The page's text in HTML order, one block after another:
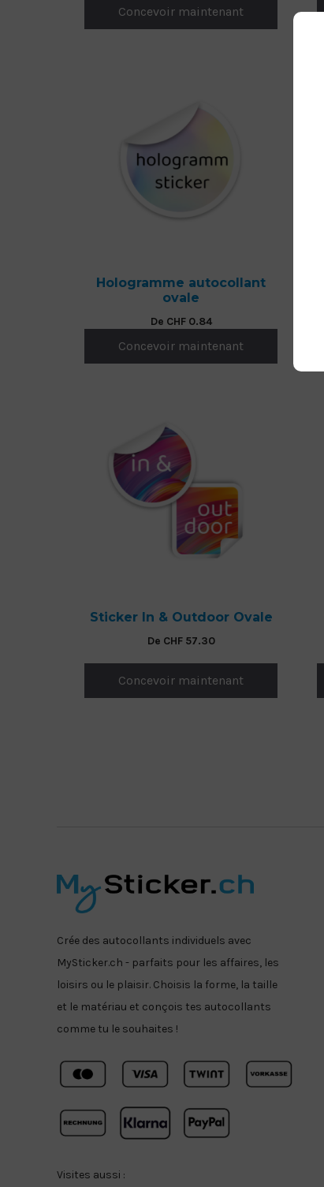
Concevoir maintenant
Hologramme autocollant
ovale
De CHF0.84
Concevoir maintenant
Sticker In & Outdoor Ovale
De CHF57.30
Concevoir maintenant
Crée des autocollants individuels avec
MySticker.ch - parfaits pour les affaires, les
loisirs ou le plaisir. Choisis la forme, la taille
et le matériau et conçois tes autocollants
comme tu le souhaites !
Visites aussi :